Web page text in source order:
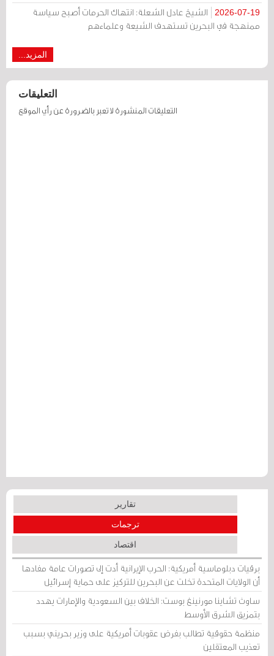
2026-07-19
الشيخ عادل الشعلة: انتهاك الحرمات أصبح سياسة
ممنهجة في البحرين تستهدف الشيعة وعلماءهم
المزيد...
التعليقات
التعليقات المنشورة لا تعبر بالضرورة عن رأي الموقع
تقارير
ترجمات
اقتصاد
برقيات دبلوماسية أمريكية: الحرب الإيرانية أدت إلى تصورات عامة مفادها
أن الولايات المتحدة تخلت عن البحرين للتركيز على حماية إسرائيل
ساوث تشاينا مورنينغ بوست: الخلاف بين السعودية والإمارات يهدد
بتمزيق الشرق الأوسط
منظمة حقوقية تطالب بفرض عقوبات أمريكية على وزير بحريني بسبب
تعذيب المعتقلين